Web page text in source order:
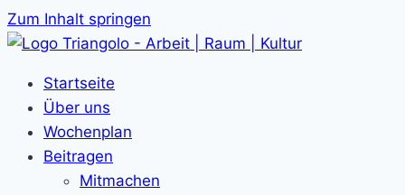
Zum Inhalt springen
Startseite
Über uns
Wochenplan
Beitragen
Mitmachen